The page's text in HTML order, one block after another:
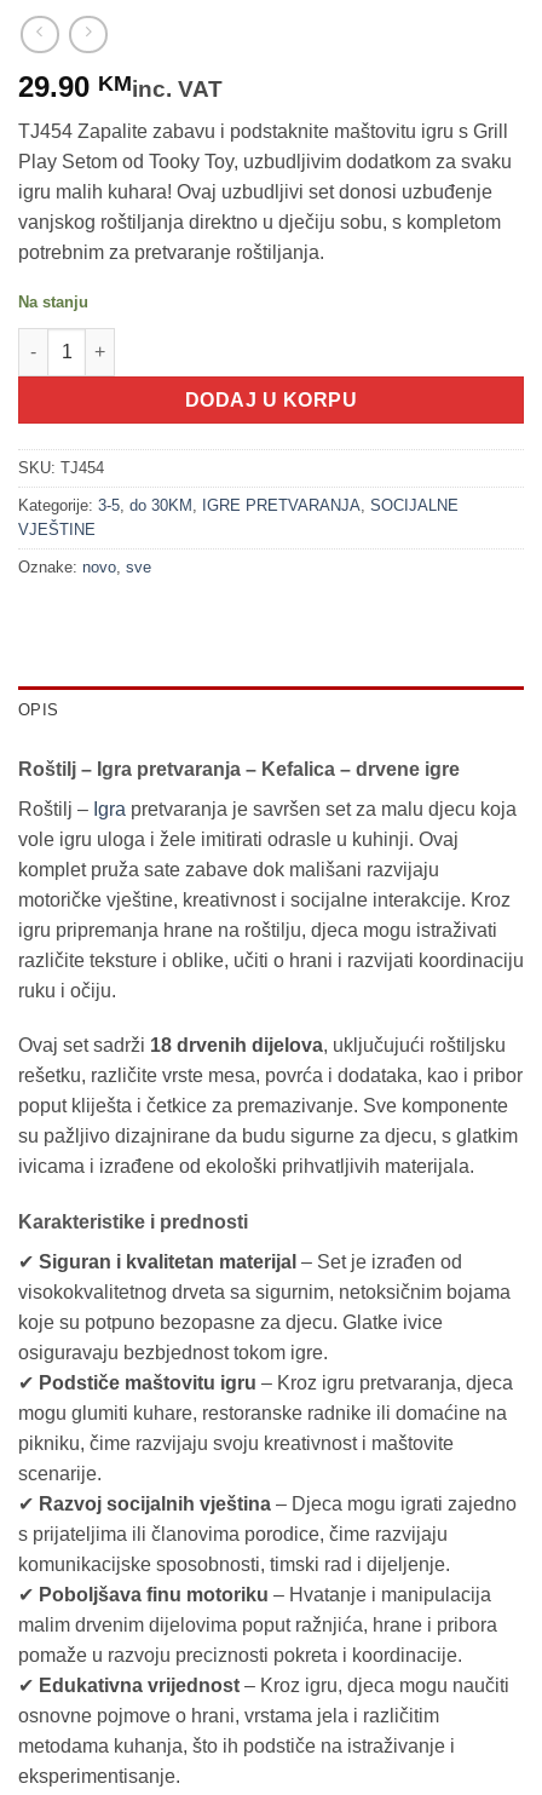
29.90 KMinc. VAT
TJ454 Zapalite zabavu i podstaknite maštovitu igru s Grill
Play Setom od Tooky Toy, uzbudljivim dodatkom za svaku
igru malih kuhara! Ovaj uzbudljivi set donosi uzbuđenje
vanjskog roštiljanja direktno u dječiju sobu, s kompletom
potrebnim za pretvaranje roštiljanja.
Na stanju
100524 Roštilj - igra pretvaranja (3+) količina
DODAJ U KORPU
SKU: TJ454
Kategorije: 3-5 do 30KM IGRE PRETVARANJA SOCIJALNE
VJEŠTINE
Oznake: novo sve
OPIS
Roštilj – Igra pretvaranja – Kefalica – drvene igre
Roštilj – Igra pretvaranja je savršen set za malu djecu koja
vole igru uloga i žele imitirati odrasle u kuhinji. Ovaj
komplet pruža sate zabave dok mališani razvijaju
motoričke vještine, kreativnost i socijalne interakcije. Kroz
igru pripremanja hrane na roštilju, djeca mogu istraživati
različite teksture i oblike, učiti o hrani i razvijati koordinaciju
ruku i očiju.
Ovaj set sadrži 18 drvenih dijelova, uključujući roštiljsku
rešetku, različite vrste mesa, povrća i dodataka, kao i pribor
poput kliješta i četkice za premazivanje. Sve komponente
su pažljivo dizajnirane da budu sigurne za djecu, s glatkim
ivicama i izrađene od ekološki prihvatljivih materijala.
Karakteristike i prednosti
✔ Siguran i kvalitetan materijal – Set je izrađen od
visokokvalitetnog drveta sa sigurnim, netoksičnim bojama
koje su potpuno bezopasne za djecu. Glatke ivice
osiguravaju bezbjednost tokom igre.
✔ Podstiče maštovitu igru – Kroz igru pretvaranja, djeca
mogu glumiti kuhare, restoranske radnike ili domaćine na
pikniku, čime razvijaju svoju kreativnost i maštovite
scenarije.
✔ Razvoj socijalnih vještina – Djeca mogu igrati zajedno
s prijateljima ili članovima porodice, čime razvijaju
komunikacijske sposobnosti, timski rad i dijeljenje.
✔ Poboljšava finu motoriku – Hvatanje i manipulacija
malim drvenim dijelovima poput ražnjića, hrane i pribora
pomaže u razvoju preciznosti pokreta i koordinacije.
✔ Edukativna vrijednost – Kroz igru, djeca mogu naučiti
osnovne pojmove o hrani, vrstama jela i različitim
metodama kuhanja, što ih podstiče na istraživanje i
eksperimentisanje.